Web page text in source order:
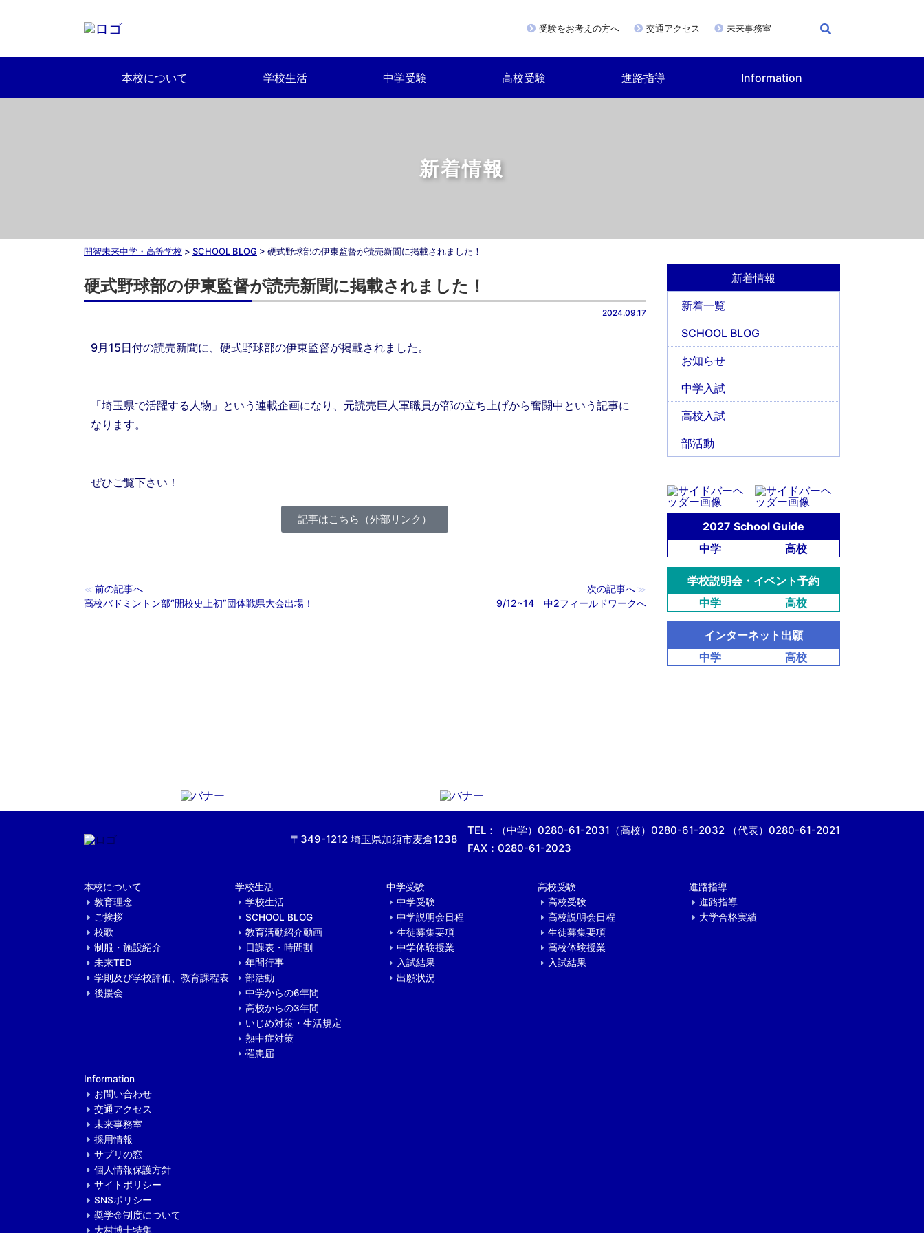
受験をお考えの方へ 交通アクセス 未来事務室
本校について 学校生活 中学受験 高校受験 進路指導 Information
新着情報
開智未来中学・高等学校 > SCHOOL BLOG > 硬式野球部の伊東監督が読売新聞に掲載されました！
新着情報
新着一覧
SCHOOL BLOG
お知らせ
中学入試
高校入試
部活動
2027 School Guide
中学
高校
学校説明会・イベント予約
中学
高校
インターネット出願
中学
高校
硬式野球部の伊東監督が読売新聞に掲載されました！
2024.09.17
9月15日付の読売新聞に、硬式野球部の伊東監督が掲載されました。
「埼玉県で活躍する人物」という連載企画になり、元読売巨人軍職員が部の立ち上げから奮闘中という記事に
なります。
ぜひご覧下さい！
記事はこちら（外部リンク）
≪ 前の記事へ
高校バドミントン部“開校史上初”団体戦県大会出場！
次の記事へ≫
9/12~14 中2フィールドワークへ
〒349-1212 埼玉県加須市麦倉1238
TEL：（中学）0280-61-2031（高校）0280-61-2032 （代表）0280-61-2021
FAX：0280-61-2023
本校について
教育理念
ご挨拶
校歌
制服・施設紹介
未来TED
学則及び学校評価、教育課程表
後援会
学校生活
学校生活
SCHOOL BLOG
教育活動紹介動画
日課表・時間割
年間行事
部活動
中学からの6年間
高校からの3年間
いじめ対策・生活規定
熱中症対策
罹患届
中学受験
中学受験
中学説明会日程
生徒募集要項
中学体験授業
入試結果
出願状況
高校受験
高校受験
高校説明会日程
生徒募集要項
高校体験授業
入試結果
進路指導
進路指導
大学合格実績
Information
お問い合わせ
交通アクセス
未来事務室
採用情報
サプリの窓
個人情報保護方針
サイトポリシー
SNSポリシー
奨学金制度について
大村博士特集